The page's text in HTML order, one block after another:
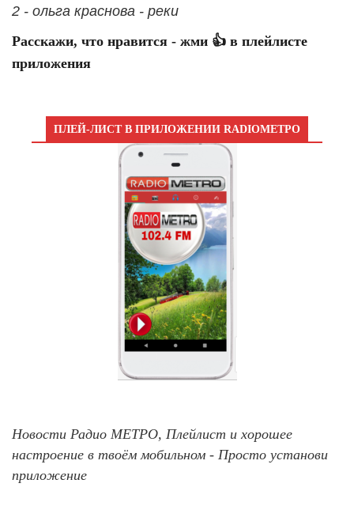
2 - ольга краснова - реки
Расскажи, что нравится - жми 👍 в плейлисте
приложения
ПЛЕЙ-ЛИСТ В ПРИЛОЖЕНИИ RADIOМЕТРО
Новости Радио МЕТРО, Плейлист и хорошее
настроение в твоём мобильном - Просто установи
приложение